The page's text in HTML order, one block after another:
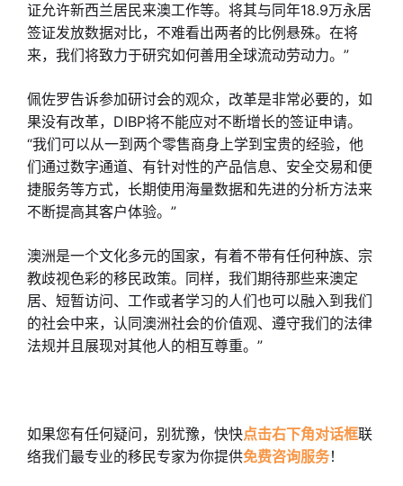
证允许新西兰居民来澳工作等。将其与同年18.9万永居
签证发放数据对比，不难看出两者的比例悬殊。在将
来，我们将致力于研究如何善用全球流动劳动力。”
佩佐罗告诉参加研讨会的观众，改革是非常必要的，如
果没有改革，DIBP将不能应对不断增长的签证申请。
“我们可以从一到两个零售商身上学到宝贵的经验，他
们通过数字通道、有针对性的产品信息、安全交易和便
捷服务等方式，长期使用海量数据和先进的分析方法来
不断提高其客户体验。”
澳洲是一个文化多元的国家，有着不带有任何种族、宗
教歧视色彩的移民政策。同样，我们期待那些来澳定
居、短暂访问、工作或者学习的人们也可以融入到我们
的社会中来，认同澳洲社会的价值观、遵守我们的法律
法规并且展现对其他人的相互尊重。”
如果您有任何疑问，别犹豫，快快点击右下角对话框联
络我们最专业的移民专家为你提供免费咨询服务！